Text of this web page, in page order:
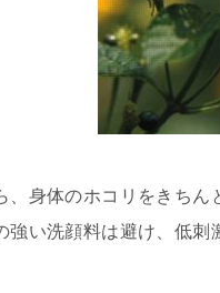
、身体のホコリをきちん
強い洗顔料は避け、低刺